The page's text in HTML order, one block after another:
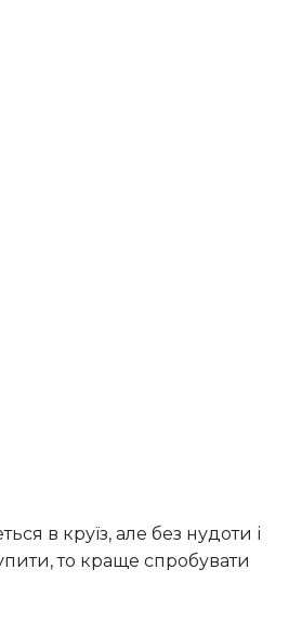
то краще спробувати